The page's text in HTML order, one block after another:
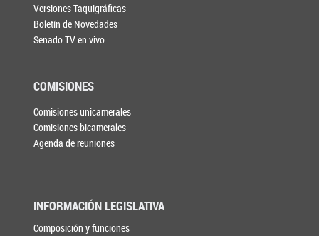
Versiones Taquigráficas
Boletín de Novedades
Senado TV en vivo
COMISIONES
Comisiones unicamerales
Comisiones bicamerales
Agenda de reuniones
INFORMACIÓN LEGISLATIVA
Composición y funciones